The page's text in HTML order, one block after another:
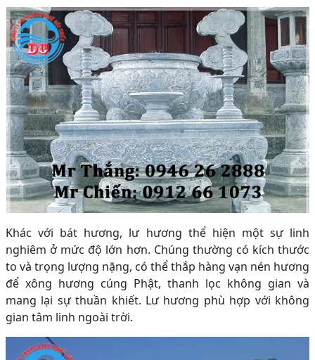
Khác với bát hương, lư hương thể hiện một sự linh
nghiêm ở mức độ lớn hơn. Chúng thường có kích thước
to và trọng lượng nặng, có thể thắp hàng vạn nén hương
để xông hương cúng Phật, thanh lọc không gian và
mang lại sự thuần khiết. Lư hương phù hợp với không
gian tâm linh ngoài trời.